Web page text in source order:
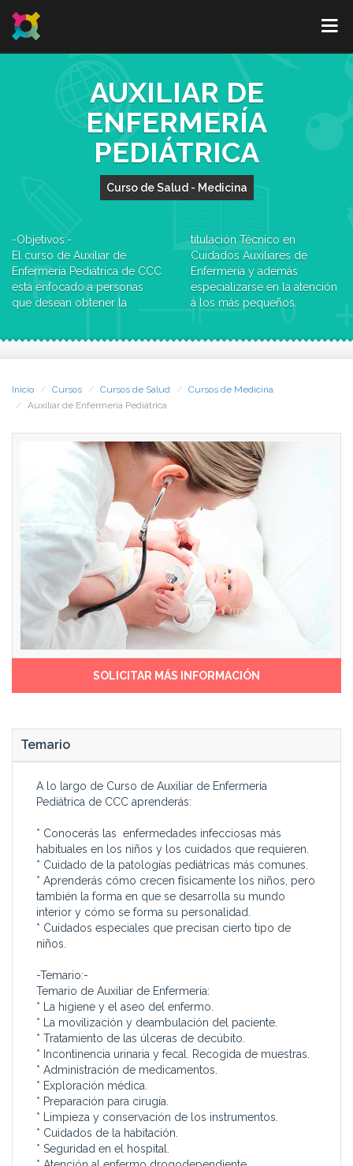
AUXILIAR DE
ENFERMERÍA
PEDIÁTRICA
Curso de Salud - Medicina
-Objetivos:-
El curso de Auxiliar de
Enfermería Pediátrica de CCC
está enfocado a personas
que desean obtener la
titulación Técnico en
Cuidados Auxiliares de
Enfermería y además
especializarse en la atención
a los más pequeños.
Inicio Cursos Cursos de Salud
Cursos de Medicina
Auxiliar de Enfermería Pediátrica
SOLICITAR MÁS INFORMACIÓN
Temario
A lo largo de Curso de Auxiliar de Enfermería
Pediátrica de CCC aprenderás:
* Conocerás las enfermedades infecciosas más
habituales en los niños y los cuidados que requieren.
* Cuidado de la patologías pediátricas más comunes.
* Aprenderás cómo crecen físicamente los niños, pero
también la forma en que se desarrolla su mundo
interior y cómo se forma su personalidad.
* Cuidados especiales que precisan cierto tipo de
niños.
-Temario:-
Temario de Auxiliar de Enfermería:
* La higiene y el aseo del enfermo.
* La movilización y deambulación del paciente.
* Tratamiento de las úlceras de decúbito.
* Incontinencia urinaria y fecal. Recogida de muestras.
* Administración de medicamentos.
* Exploración médica.
* Preparación para cirugía.
* Limpieza y conservación de los instrumentos.
* Cuidados de la habitación.
* Seguridad en el hospital.